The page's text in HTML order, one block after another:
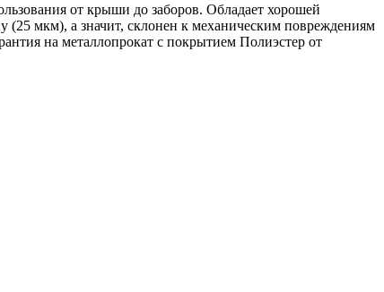
от крыши до заборов. Обладает хорошей
(25 мкм), а значит, склонен к механическим повреждениям
на металлопрокат с покрытием Полиэстер от